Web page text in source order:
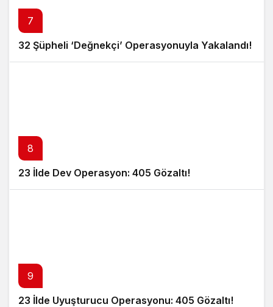
7
32 Şüpheli ‘Değnekçi’ Operasyonuyla Yakalandı!
8
23 İlde Dev Operasyon: 405 Gözaltı!
9
23 İlde Uyuşturucu Operasyonu: 405 Gözaltı!